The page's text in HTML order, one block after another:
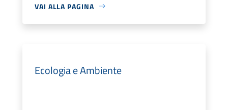
VAI ALLA PAGINA
Ecologia e Ambiente